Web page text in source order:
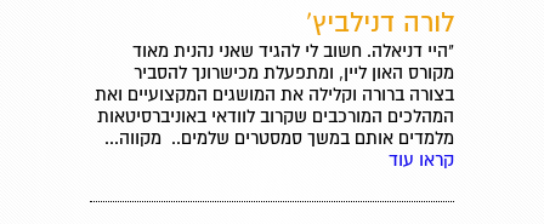
לורה דנילביץ'
"היי דניאלה. חשוב לי להגיד שאני נהנית מאוד
מקורס האון ליין, ומתפעלת מכישרונך להסביר
בצורה ברורה וקלילה את המושגים המקצועיים ואת
המהלכים המורכבים שקרוב לוודאי באוניברסיטאות
מלמדים אותם במשך סמסטרים שלמים.. מקווה...
קראו עוד